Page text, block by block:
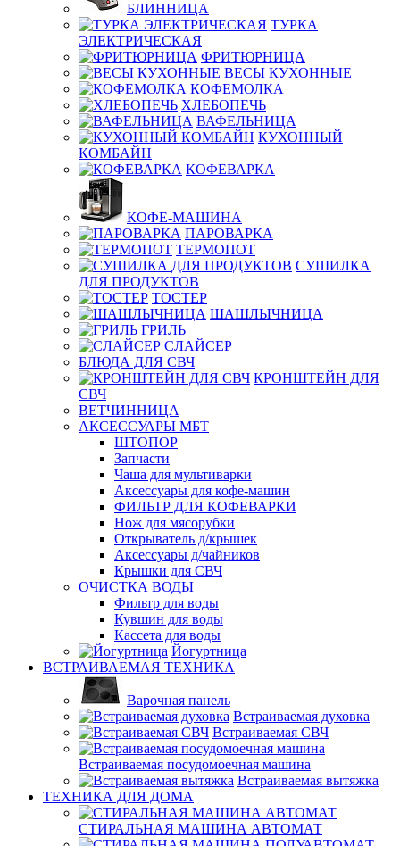
БЛИННИЦА
ТУРКА
ЭЛЕКТРИЧЕСКАЯ
ФРИТЮРНИЦА
ВЕСЫ КУХОННЫЕ
КОФЕМОЛКА
ХЛЕБОПЕЧЬ
ВАФЕЛЬНИЦА
КУХОННЫЙ
КОМБАЙН
КОФЕВАРКА
КОФЕ-МАШИНА
ПАРОВАРКА
ТЕРМОПОТ
СУШИЛКА
ДЛЯ ПРОДУКТОВ
ТОСТЕР
ШАШЛЫЧНИЦА
ГРИЛЬ
СЛАЙСЕР
БЛЮДА ДЛЯ СВЧ
КРОНШТЕЙН ДЛЯ
СВЧ
ВЕТЧИННИЦА
АКСЕССУАРЫ МБТ
ШТОПОР
Запчасти
Чаша для мультиварки
Аксессуары для кофе-машин
ФИЛЬТР ДЛЯ КОФЕВАРКИ
Нож для мясорубки
Открыватель д/крышек
Аксессуары д/чайников
Крышки для СВЧ
ОЧИСТКА ВОДЫ
Фильтр для воды
Кувшин для воды
Кассета для воды
Йогуртница
ВСТРАИВАЕМАЯ ТЕХНИКА
Варочная панель
Встраиваемая духовка
Встраиваемая СВЧ
Встраиваемая посудомоечная машина
Встраиваемая вытяжка
ТЕХНИКА ДЛЯ ДОМА
СТИРАЛЬНАЯ МАШИНА АВТОМАТ